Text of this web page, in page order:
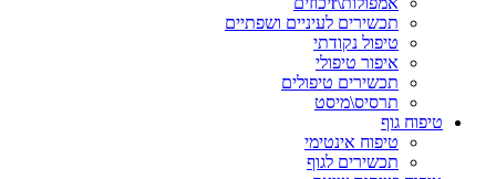
תכשירים לעיניים ושפתיים
טיפול נקודתי
איפור טיפולי
תכשירים טיפולים
תרסיס\מיסט
טיפוח גוף
טיפוח אינטימי
תכשירים לגוף